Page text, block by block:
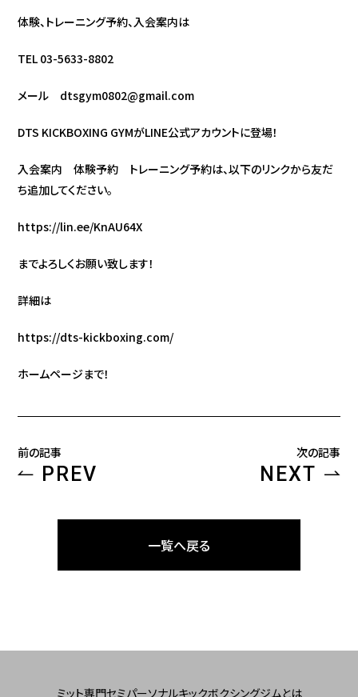
体験、トレーニング予約、入会案内は
TEL 03-5633-8802
メール dtsgym0802@gmail.com
DTS KICKBOXING GYMがLINE公式アカウントに登場！
入会案内 体験予約 トレーニング予約は、以下のリンクから友だ
ち追加してください。
https://lin.ee/KnAU64X
までよろしくお願い致します！
詳細は
https://dts-kickboxing.com/
ホームページまで！
前の記事
PREV
次の記事
NEXT
一覧へ戻る
ミット専門セミパーソナルキックボクシングジムとは